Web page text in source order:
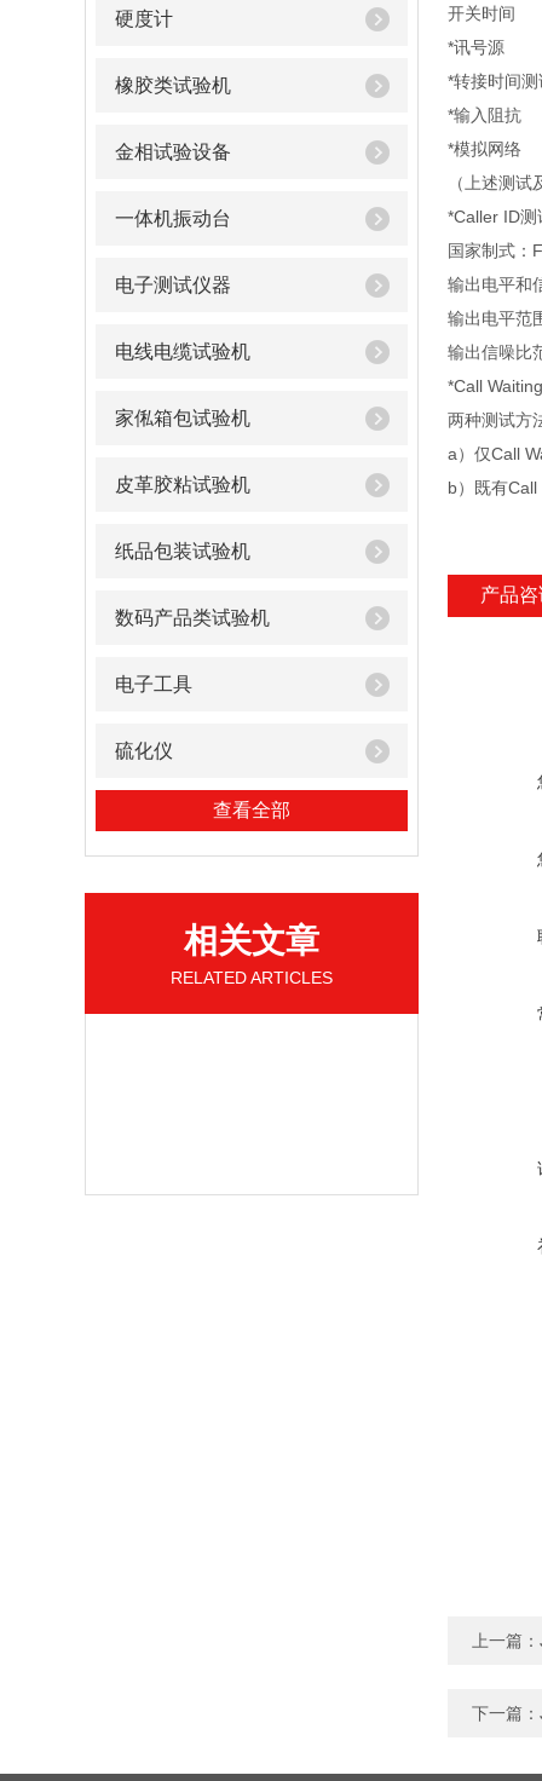
硬度计
橡胶类试验机
金相试验设备
一体机振动台
电子测试仪器
电线电缆试验机
家俬箱包试验机
皮革胶粘试验机
纸品包装试验机
数码产品类试验机
电子工具
硫化仪
查看全部
相关文章
RELATED ARTICLES
开关时间
*讯号源
*转接时间测
*输入阻抗
*模拟网络
（上述测
*Caller ID
国家制式：
输出电平和
输出电平范
输出信噪比
*Call
两种测试方
a）仅Call
b）既有
产品
上一篇：
下一篇：